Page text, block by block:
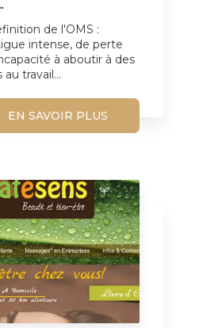
de l'OMS :
intense, de perte
à aboutir à des
travail...
EN SAVOIR PLUS